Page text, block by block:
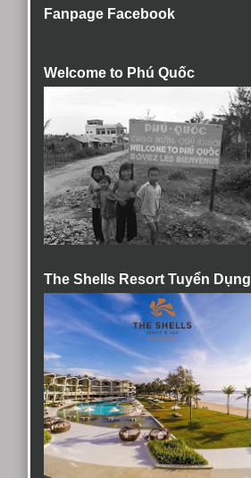
Fanpage Facebook
Welcome to Phú Quốc
The Shells Resort Tuyển Dụng